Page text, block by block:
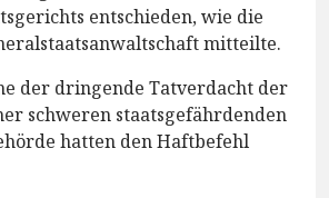
entschieden, wie die
mitteilte.
der dringende Tatverdacht der
schweren staatsgefährdenden
hatten den Haftbefehl